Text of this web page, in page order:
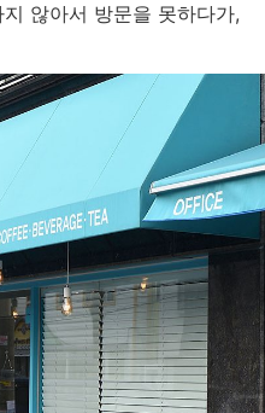
않아서 방문을 못하다가,